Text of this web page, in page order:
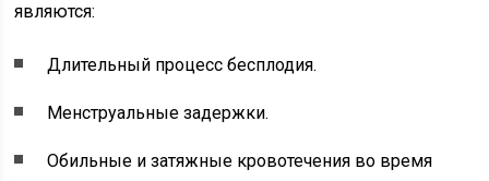
являются:
Длительный процесс бесплодия.
Менструальные задержки.
Обильные и затяжные кровотечения во время